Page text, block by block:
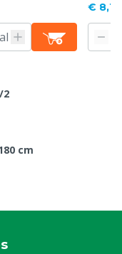
€ 8,10
2
cm